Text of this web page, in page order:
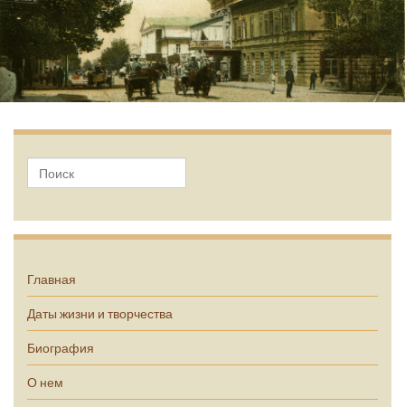
Главная
Даты жизни и творчества
Биография
О нем